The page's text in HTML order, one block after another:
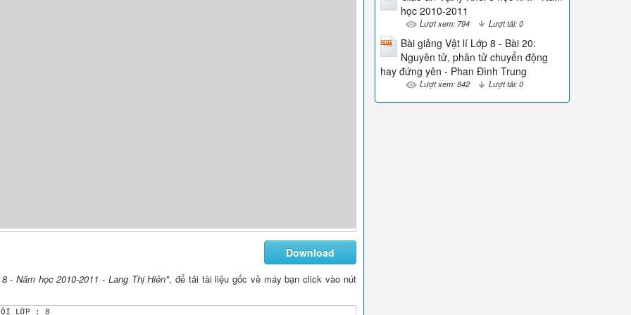
Download
- Năm học 2010-2011 - Lang Thị Hiền", để tải tài liệu gốc về máy bạn click vào nút
học 2010-2011
Lượt xem: 794 Lượt tải: 0
Bài giảng Vật lí Lớp 8 - Bài 20:
Nguyên tử, phân tử chuyển động
hay đứng yên - Phan Đình Trung
Lượt xem: 842 Lượt tải: 0